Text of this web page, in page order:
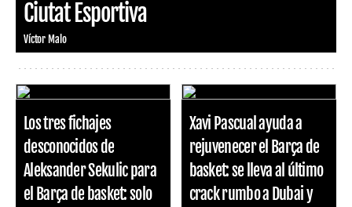
Ciutat Esportiva
Víctor Malo
Los tres fichajes
desconocidos de
Aleksander Sekulic para
el Barça de basket: solo
Xavi Pascual ayuda a
rejuvenecer el Barça de
basket: se lleva al último
crack rumbo a Dubai y